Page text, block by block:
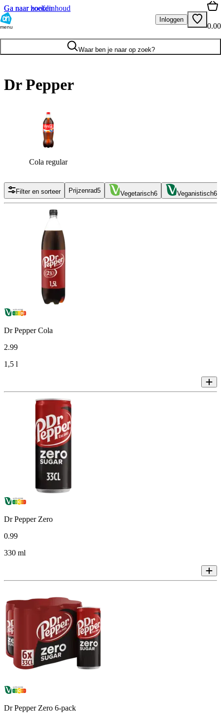
Ga naar hoofdinhoud
Ga naar zoeken
menu
Inloggen
0.00
Waar ben je naar op zoek?
Dr Pepper
Cola regular
Filter en sorteer Prijzenrad5 Vegetarisch6 Veganistisch6
Dr Pepper Cola
2.99
1,5 l
Dr Pepper Zero
0.99
330 ml
Dr Pepper Zero 6-pack